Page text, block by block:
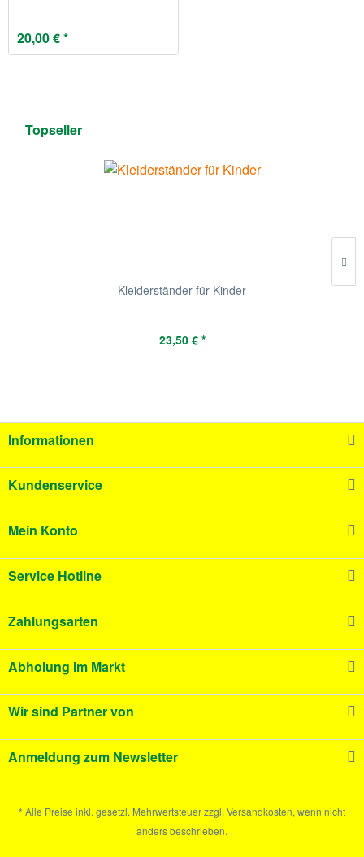
20,00 € *
Topseller
Kleiderständer für Kinder
23,50 € *
Informationen
Kundenservice
Mein Konto
Service Hotline
Zahlungsarten
Abholung im Markt
Wir sind Partner von
Anmeldung zum Newsletter
* Alle Preise inkl. gesetzl. Mehrwertsteuer zzgl. Versandkosten, wenn nicht
anders beschrieben.